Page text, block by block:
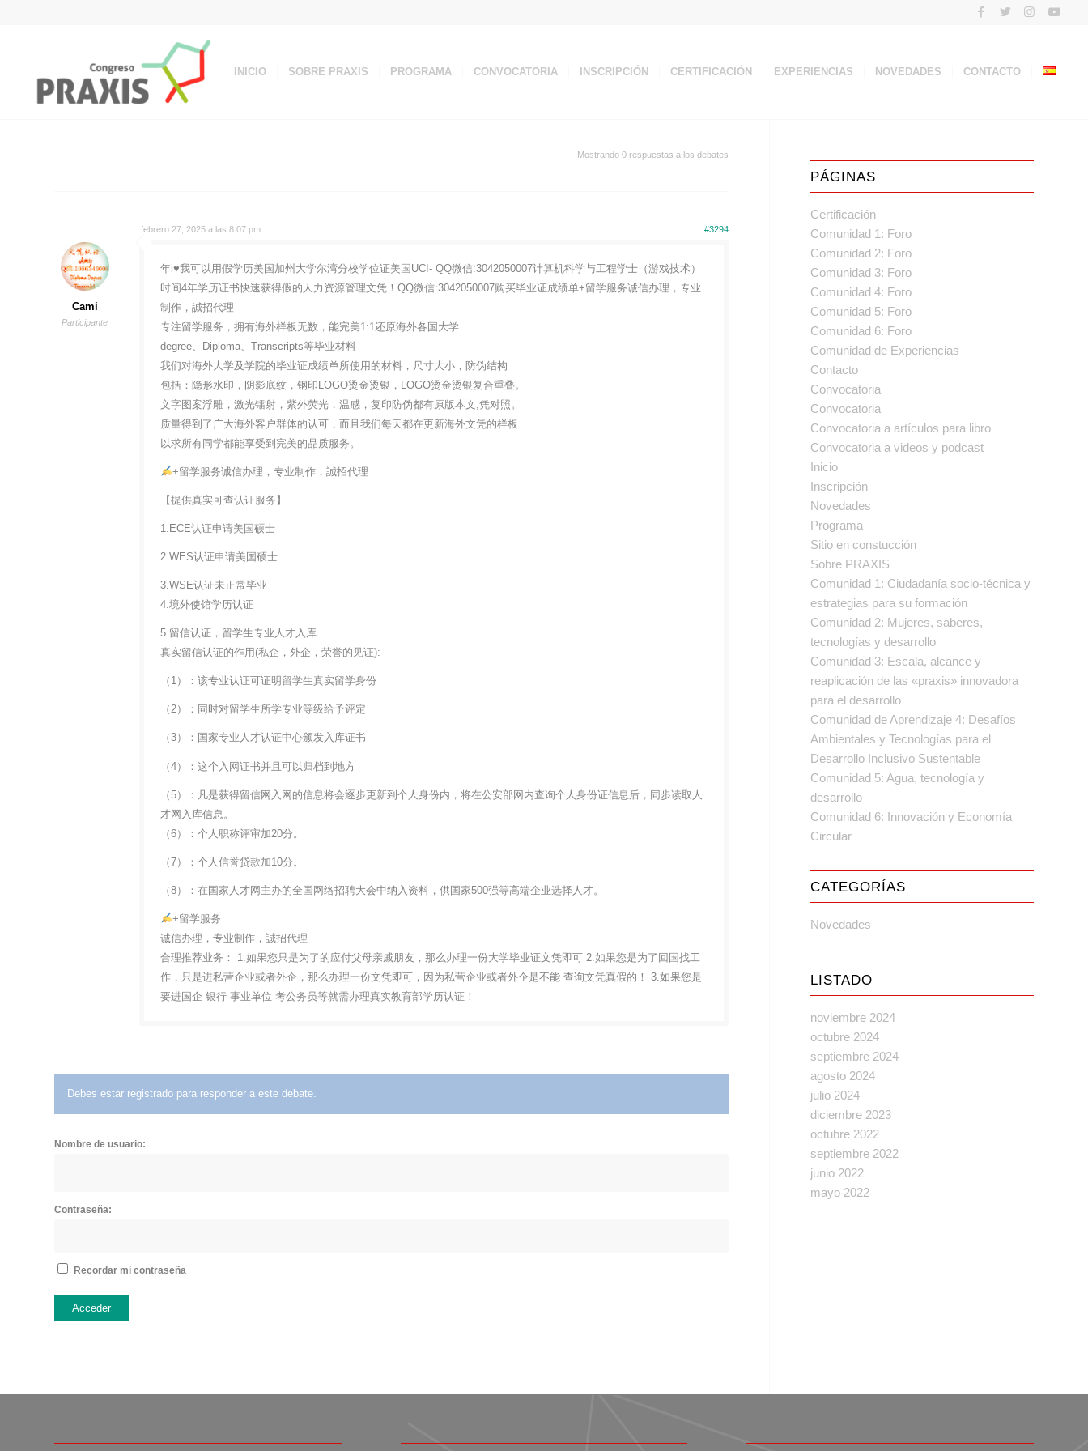
INICIO SOBRE PRAXIS PROGRAMA CONVOCATORIA INSCRIPCIÓN CERTIFICACIÓN EXPERIENCIAS NOVEDADES CONTACTO
Mostrando 0 respuestas a los debates
febrero 27, 2025 a las 8:07 pm #3294
Cami
Participante
年i♥我可以用假学历美国加州大学尔湾分校学位证美国UCI- QQ微信:3042050007计算机科学与工程学士（游戏技术）
时间4年学历证书快速获得假的人力资源管理文凭！QQ微信:3042050007购买毕业证成绩单+留学服务诚信办理，专业
制作，誠招代理
专注留学服务，拥有海外样板无数，能完美1:1还原海外各国大学
degree、Diploma、Transcripts等毕业材料
我们对海外大学及学院的毕业证成绩单所使用的材料，尺寸大小，防伪结构
包括：隐形水印，阴影底纹，钢印LOGO烫金烫银，LOGO烫金烫银复合重叠。
文字图案浮雕，激光镭射，紫外荧光，温感，复印防伪都有原版本文,凭对照。
质量得到了广大海外客户群体的认可，而且我们每天都在更新海外文凭的样板
以求所有同学都能享受到完美的品质服务。
+留学服务诚信办理，专业制作，誠招代理
【提供真实可查认证服务】
1.ECE认证申请美国硕士
2.WES认证申请美国硕士
3.WSE认证未正常毕业
4.境外使馆学历认证
5.留信认证，留学生专业人才入库
真实留信认证的作用(私企，外企，荣誉的见证):
（1）：该专业认证可证明留学生真实留学身份
（2）：同时对留学生所学专业等级给予评定
（3）：国家专业人才认证中心颁发入库证书
（4）：这个入网证书并且可以归档到地方
（5）：凡是获得留信网入网的信息将会逐步更新到个人身份内，将在公安部网内查询个人身份证信息后，同步读取人
才网入库信息。
（6）：个人职称评审加20分。
（7）：个人信誉贷款加10分。
（8）：在国家人才网主办的全国网络招聘大会中纳入资料，供国家500强等高端企业选择人才。
+留学服务
诚信办理，专业制作，誠招代理
合理推荐业务： 1.如果您只是为了的应付父母亲戚朋友，那么办理一份大学毕业证文凭即可 2.如果您是为了回国找工
作，只是进私营企业或者外企，那么办理一份文凭即可，因为私营企业或者外企是不能 查询文凭真假的！ 3.如果您是
要进国企 银行 事业单位 考公务员等就需办理真实教育部学历认证！
Debes estar registrado para responder a este debate.
Nombre de usuario:
Contraseña:
Recordar mi contraseña
Acceder
PÁGINAS
Certificación
Comunidad 1: Foro
Comunidad 2: Foro
Comunidad 3: Foro
Comunidad 4: Foro
Comunidad 5: Foro
Comunidad 6: Foro
Comunidad de Experiencias
Contacto
Convocatoria
Convocatoria
Convocatoria a artículos para libro
Convocatoria a videos y podcast
Inicio
Inscripción
Novedades
Programa
Sitio en constucción
Sobre PRAXIS
Comunidad 1: Ciudadanía socio-técnica y
estrategias para su formación
Comunidad 2: Mujeres, saberes,
tecnologías y desarrollo
Comunidad 3: Escala, alcance y
reaplicación de las «praxis» innovadora
para el desarrollo
Comunidad de Aprendizaje 4: Desafíos
Ambientales y Tecnologías para el
Desarrollo Inclusivo Sustentable
Comunidad 5: Agua, tecnología y
desarrollo
Comunidad 6: Innovación y Economía
Circular
CATEGORÍAS
Novedades
LISTADO
noviembre 2024
octubre 2024
septiembre 2024
agosto 2024
julio 2024
diciembre 2023
octubre 2022
septiembre 2022
junio 2022
mayo 2022